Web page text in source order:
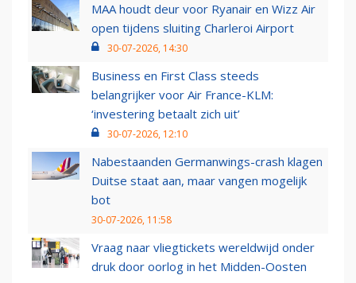
MAA houdt deur voor Ryanair en Wizz Air
open tijdens sluiting Charleroi Airport
30-07-2026, 14:30
Business en First Class steeds
belangrijker voor Air France-KLM:
‘investering betaalt zich uit’
30-07-2026, 12:10
Nabestaanden Germanwings-crash klagen
Duitse staat aan, maar vangen mogelijk
bot
30-07-2026, 11:58
Vraag naar vliegtickets wereldwijd onder
druk door oorlog in het Midden-Oosten